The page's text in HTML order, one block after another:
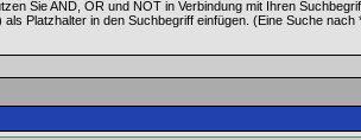
Sie AND, OR und NOT in Verbindung mit Ihren
Platzhalter in den Suchbegriff einfügen. (Eine Suche